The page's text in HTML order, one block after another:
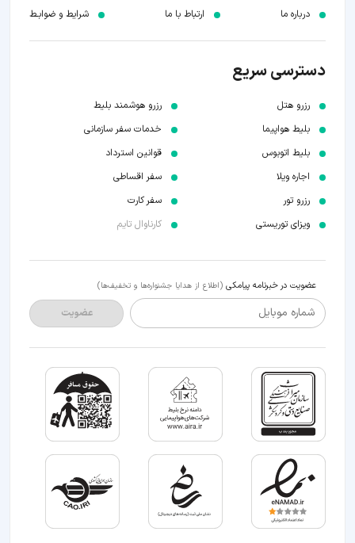
درباره ما ارتباط با ما شرایط و ضوابـط
دسترسی سریع
رزرو هتل
بلیط هواپیما
بلیط اتوبوس
اجاره ویلا
رزرو تور
ویزای توریستی
رزرو هوشمند بلیط
خدمات سفر سازمانی
قوانین استرداد
سفر اقساطی
سفر کارت
کارناوال تایم
عضویت در خبرنامه پیامکی (اطلاع از هدایا جشنواره‌ها و تخفیف‌ها)
شماره موبایل عضویت